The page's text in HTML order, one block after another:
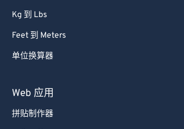
Kg 到 Lbs
Feet 到 Meters
单位换算器
Web 应用
拼贴制作器